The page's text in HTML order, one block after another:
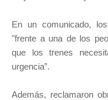
En un comunicado,
"frente a una de los
que los trenes
urgencia”.
Además, reclamaron